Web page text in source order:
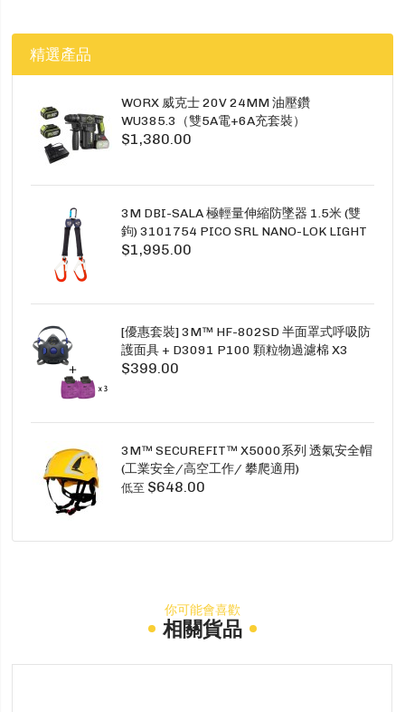
精選產品
WORX 威克士 20V 24MM 油壓鑽
WU385.3（雙5A電+6A充套裝）
$1,380.00
3M DBI-SALA 極輕量伸縮防墜器 1.5米 (雙
鉤) 3101754 PICO SRL NANO-LOK LIGHT
1.5M TWINS
$1,995.00
[優惠套裝] 3M™ HF-802SD 半面罩式呼吸防
護面具 + D3091 P100 顆粒物過濾棉 X3
SECURE CLICK HF-802SD HF-800SD 系列
$399.00
3M™ SECUREFIT™ X5000系列 透氣安全帽
(工業安全/高空工作/ 攀爬適用)
低至 $648.00
你可能會喜歡
相關貨品